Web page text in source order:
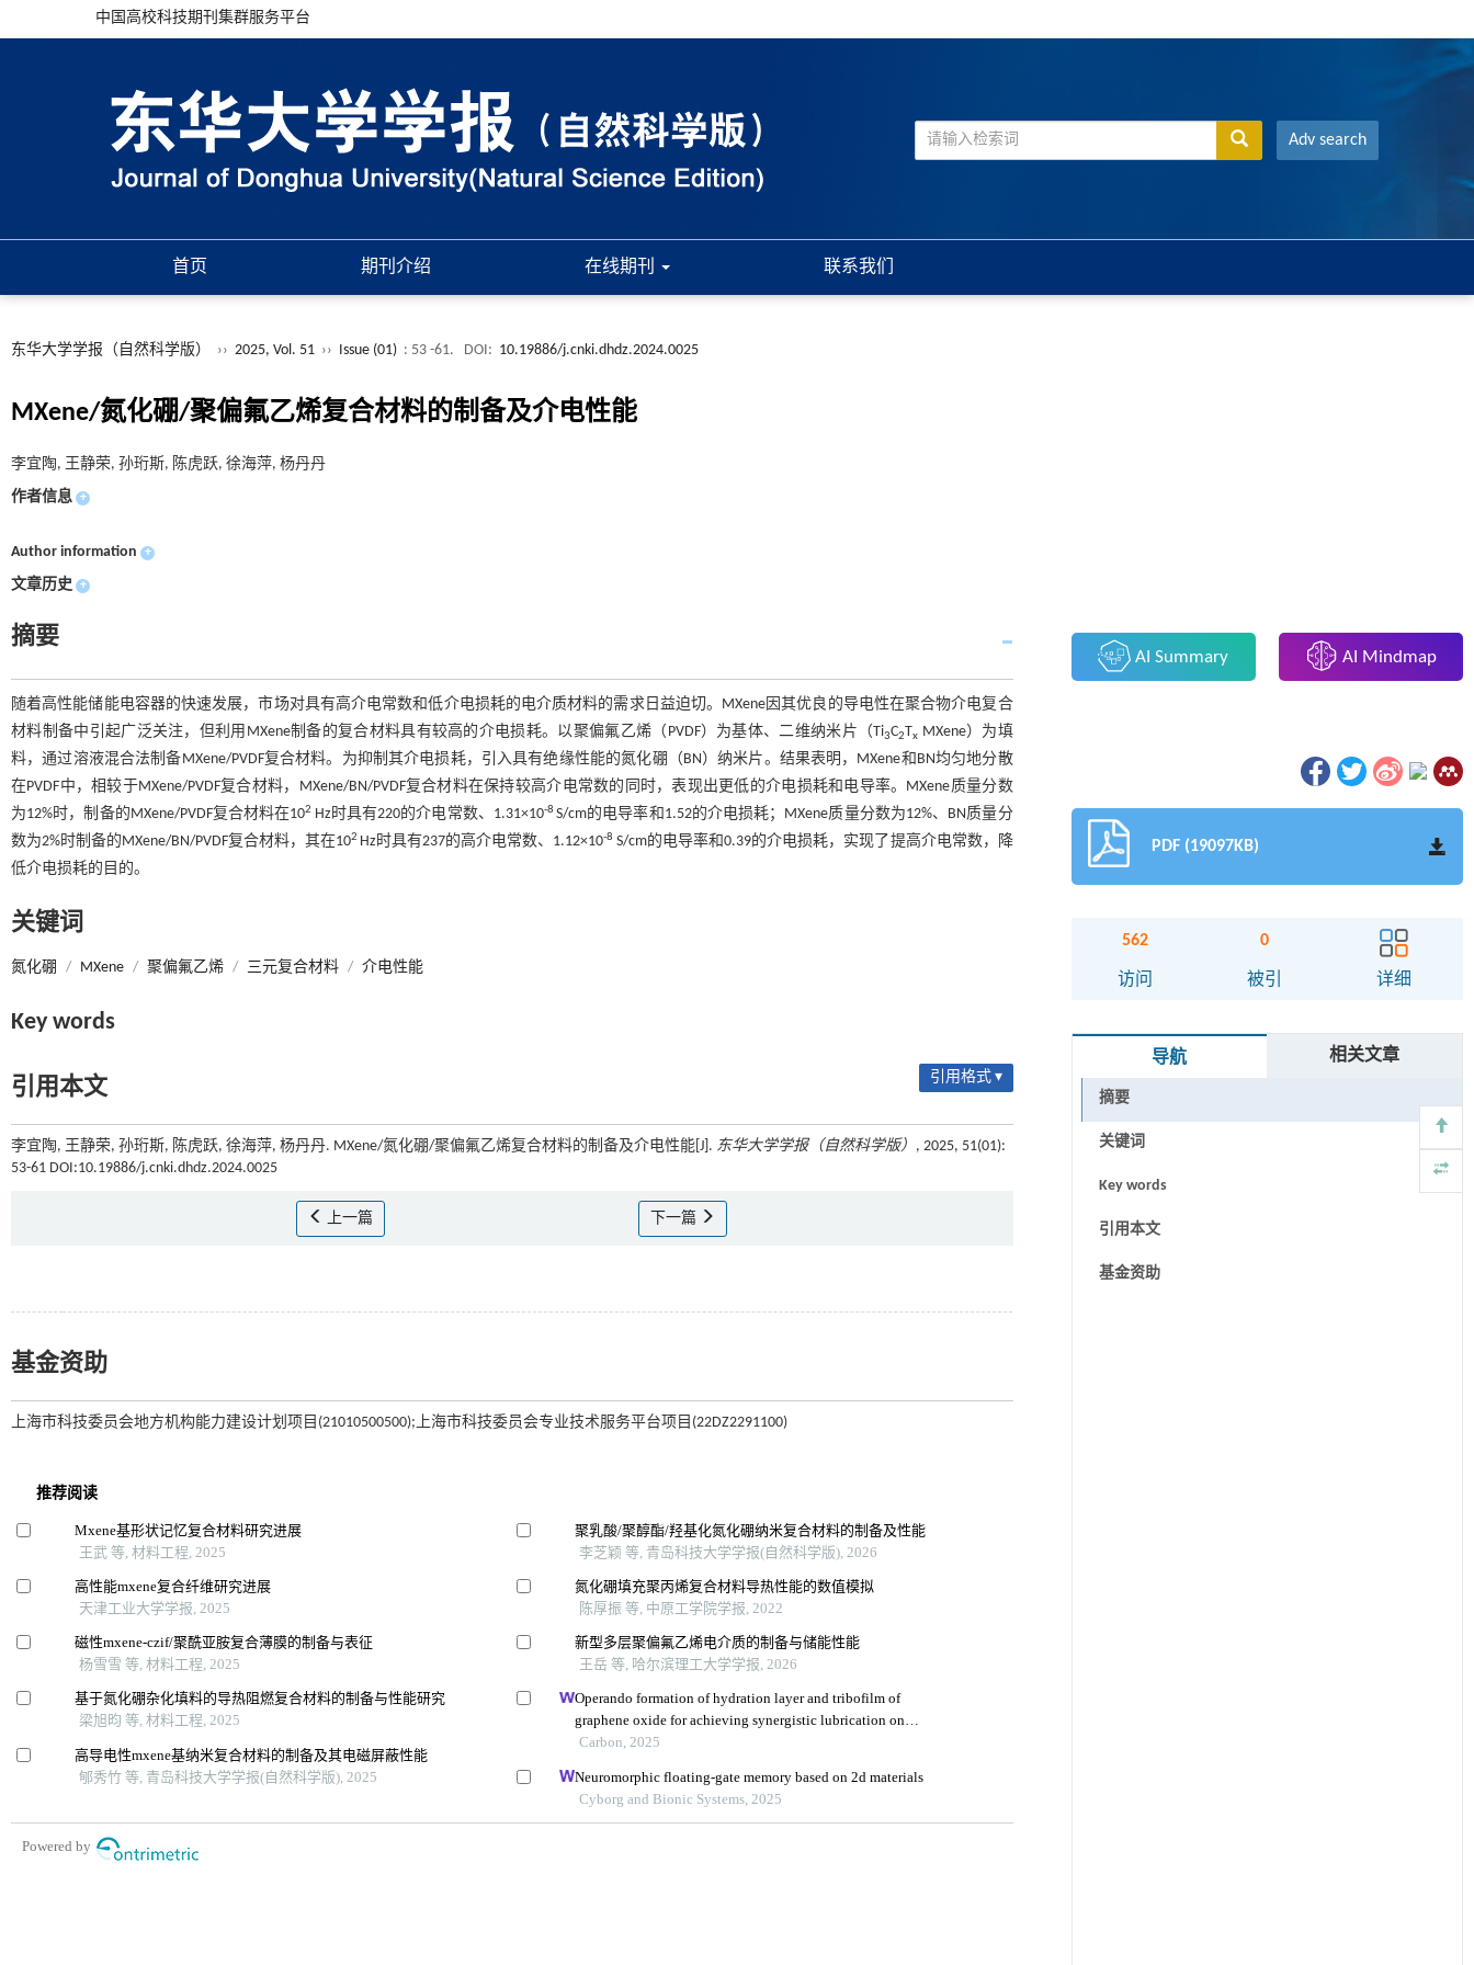
中国高校科技期刊集群服务平台
Adv search
首页 期刊介绍 在线期刊 联系我们
东华大学学报（自然科学版） ›› 2025, Vol. 51 ›› Issue (01) : 53 -61. DOI: 10.19886/j.cnki.dhdz.2024.0025
MXene/氮化硼/聚偏氟乙烯复合材料的制备及介电性能
李宜陶, 王静荣, 孙珩斯, 陈虎跃, 徐海萍, 杨丹丹
作者信息 +
Author information +
文章历史 +
摘要
随着高性能储能电容器的快速发展，市场对具有高介电常数和低介电损耗的电介质材料的需求日益迫切。MXene因其优良的导电性在聚合物介电复合
材料制备中引起广泛关注，但利用MXene制备的复合材料具有较高的介电损耗。以聚偏氟乙烯（PVDF）为基体、二维纳米片（Ti3C2Tx MXene）为填
料，通过溶液混合法制备MXene/PVDF复合材料。为抑制其介电损耗，引入具有绝缘性能的氮化硼（BN）纳米片。结果表明，MXene和BN均匀地分散
在PVDF中，相较于MXene/PVDF复合材料，MXene/BN/PVDF复合材料在保持较高介电常数的同时，表现出更低的介电损耗和电导率。MXene质量分数
为12%时，制备的MXene/PVDF复合材料在102 Hz时具有220的介电常数、1.31×10-8 S/cm的电导率和1.52的介电损耗；MXene质量分数为12%、BN质量分
数为2%时制备的MXene/BN/PVDF复合材料，其在102 Hz时具有237的高介电常数、1.12×10-8 S/cm的电导率和0.39的介电损耗，实现了提高介电常数，降
低介电损耗的目的。
关键词
氮化硼 / MXene / 聚偏氟乙烯 / 三元复合材料 / 介电性能
Key words
引用本文 引用格式 ▾
李宜陶, 王静荣, 孙珩斯, 陈虎跃, 徐海萍, 杨丹丹. MXene/氮化硼/聚偏氟乙烯复合材料的制备及介电性能[J]. 东华大学学报（自然科学版） , 2025, 51(01):
53-61 DOI:10.19886/j.cnki.dhdz.2024.0025
上一篇 下一篇
基金资助
上海市科技委员会地方机构能力建设计划项目(21010500500);上海市科技委员会专业技术服务平台项目(22DZ2291100)
AI Summary AI Mindmap
PDF (19097KB)
562
访问
0
被引 详细
导航 相关文章
摘要
关键词
Key words
引用本文
基金资助